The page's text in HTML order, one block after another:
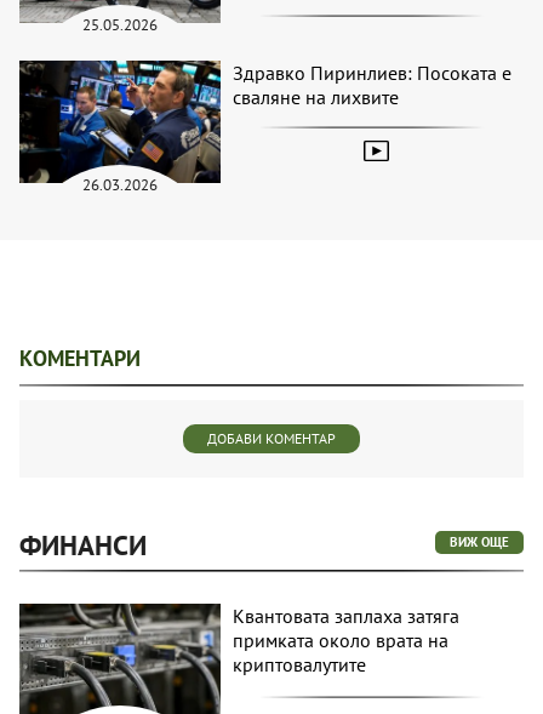
25.05.2026
26.03.2026
Здравко Пиринлиев: Посоката е
сваляне на лихвите
КОМЕНТАРИ
ДОБАВИ КОМЕНТАР
ФИНАНСИ ВИЖ ОЩЕ
Квантовата заплаха затяга
примката около врата на
криптовалутите